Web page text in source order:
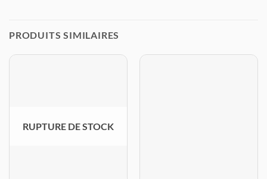
PRODUITS SIMILAIRES
RUPTURE DE STOCK